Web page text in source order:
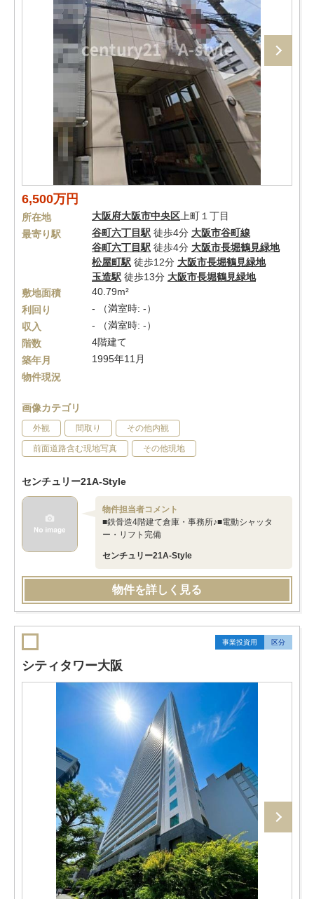
6,500万円
所在地 大阪府大阪市中央区 上町１丁目
最寄り駅
谷町六丁目駅 徒歩4分 大阪市谷町線
谷町六丁目駅 徒歩4分 大阪市長堀鶴見緑地
松屋町駅 徒歩12分 大阪市長堀鶴見緑地
玉造駅 徒歩13分 大阪市長堀鶴見緑地
敷地面積
40.79m²
利回り
- （満室時: -）
収入
- （満室時: -）
階数
4階建て
築年月
1995年11月
物件現況
画像カテゴリ
外観 間取り その他内観
前面道路含む現地写真 その他現地
センチュリー21A-Style
物件担当者コメント
■鉄骨造4階建て倉庫・事務所♪■電動シャッタ
ー・リフト完備
センチュリー21A-Style
物件を詳しく見る
事業投資用 区分
シティタワー大阪